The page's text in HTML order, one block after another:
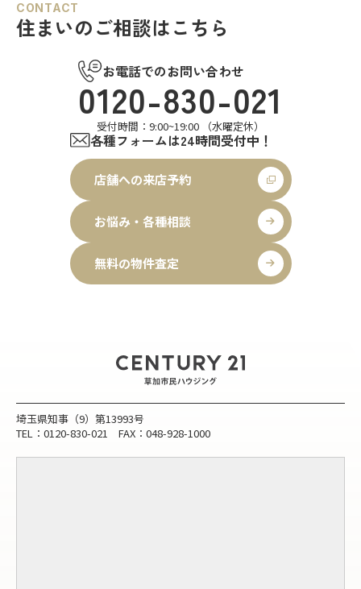
CONTACT
住まいのご相談はこちら
お電話でのお問い合わせ
0120-830-021
受付時間：9:00~19:00 （水曜定休）
各種フォームは24時間受付中！
店舗への来店予約
お悩み・各種相談
無料の物件査定
埼玉県知事（9）第13993号
TEL：0120-830-021 FAX：048-928-1000